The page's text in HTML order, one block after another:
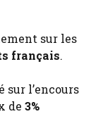
sur les
français.
sur l’encours
de 3%